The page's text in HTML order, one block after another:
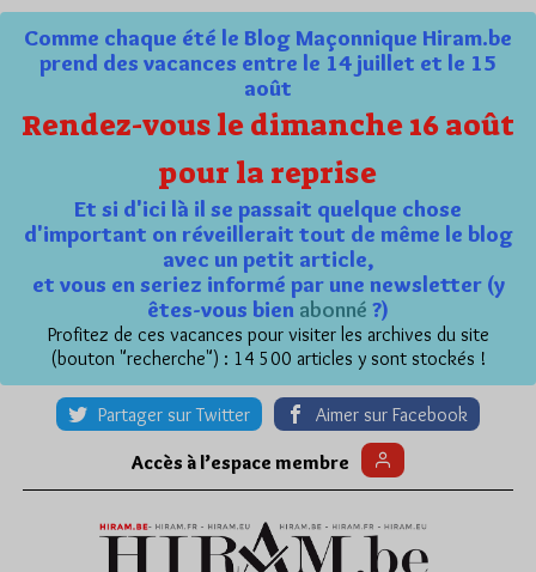
Comme chaque été le Blog Maçonnique Hiram.be
prend des vacances entre le 14 juillet et le 15
août
Rendez-vous le dimanche 16 août
pour la reprise
Et si d'ici là il se passait quelque chose
d'important on réveillerait tout de même le blog
avec un petit article,
et vous en seriez informé par une newsletter (y
êtes-vous bien abonné ?)
Profitez de ces vacances pour visiter les archives du site
(bouton "recherche") : 14 500 articles y sont stockés !
Partager sur Twitter Aimer sur Facebook
Accès à l’espace membre